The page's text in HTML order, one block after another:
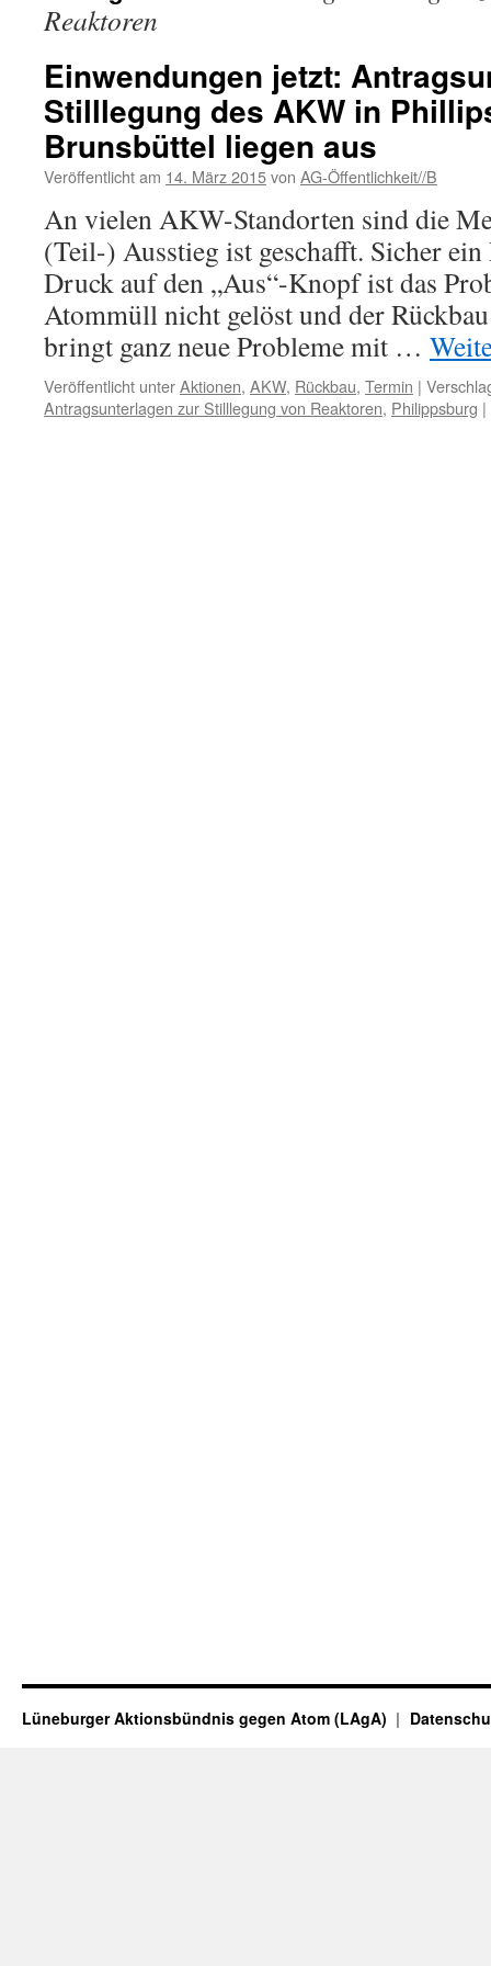
Reaktoren
Einwendungen jetzt:
Stilllegung des AKW in
Brunsbüttel liegen aus
Veröffentlicht am 14. März 2015von AG-Öffentlichkeit//B
An vielen AKW-Standorten sind die
(Teil-) Ausstieg ist geschafft. Sicher
Druck auf den „Aus“-Knopf ist das
Atommüll nicht gelöst und der
bringt ganz neue Probleme mit …
Veröffentlicht unterAktionen, AKW, Rückbau, Termin |
Antragsunterlagen zur Stilllegung von Reaktoren, Philippsburg |
Lüneburger Aktionsbündnis gegen Atom (LAgA)